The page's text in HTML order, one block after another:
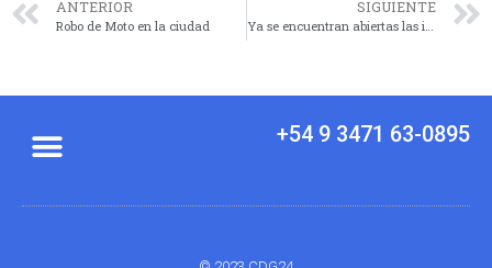
ANTERIOR
Robo de Moto en la ciudad
SIGUIENTE
+54 9 3471 63-0895